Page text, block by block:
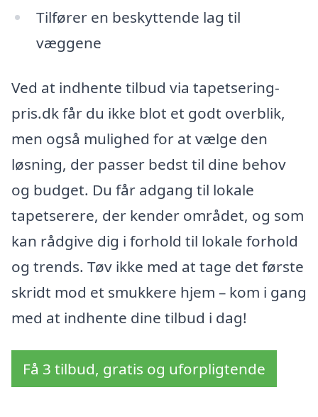
Tilfører en beskyttende lag til
væggene
Ved at indhente tilbud via tapetsering-
pris.dk får du ikke blot et godt overblik,
men også mulighed for at vælge den
løsning, der passer bedst til dine behov
og budget. Du får adgang til lokale
tapetserere, der kender området, og som
kan rådgive dig i forhold til lokale forhold
og trends. Tøv ikke med at tage det første
skridt mod et smukkere hjem – kom i gang
med at indhente dine tilbud i dag!
Få 3 tilbud, gratis og uforpligtende